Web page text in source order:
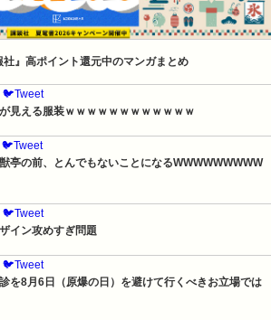
』高ポイント還元中のマンガまとめ
🐦Tweet
見える服装ｗｗｗｗｗｗｗｗｗｗｗｗ
🐦Tweet
亭の前、とんでもないことになるWWWWWWWWW
🐦Tweet
イン攻めすぎ問題
🐦Tweet
を8月6日（原爆の日）を避けて行くべきお立場では